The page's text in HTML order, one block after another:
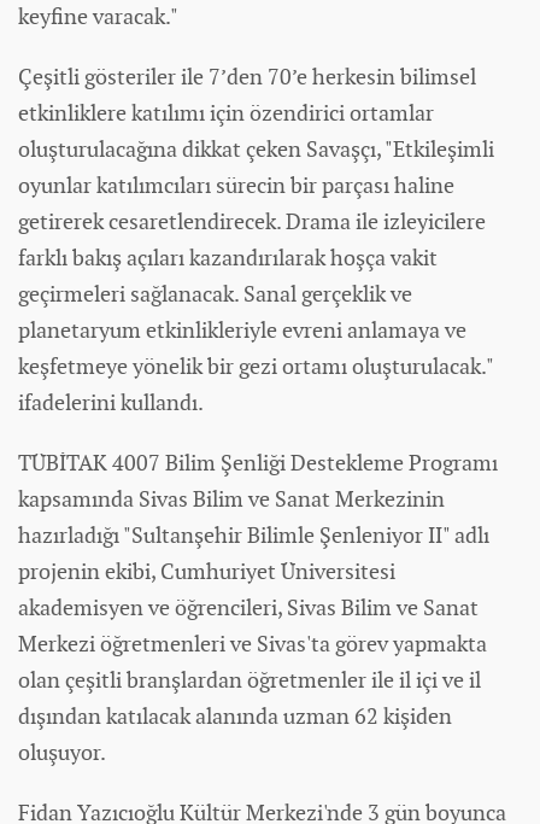
keyfine varacak."
Çeşitli gösteriler ile 7’den 70’e herkesin bilimsel
etkinliklere katılımı için özendirici ortamlar
oluşturulacağına dikkat çeken Savaşçı, "Etkileşimli
oyunlar katılımcıları sürecin bir parçası haline
getirerek cesaretlendirecek. Drama ile izleyicilere
farklı bakış açıları kazandırılarak hoşça vakit
geçirmeleri sağlanacak. Sanal gerçeklik ve
planetaryum etkinlikleriyle evreni anlamaya ve
keşfetmeye yönelik bir gezi ortamı oluşturulacak."
ifadelerini kullandı.
TÜBİTAK 4007 Bilim Şenliği Destekleme Programı
kapsamında Sivas Bilim ve Sanat Merkezinin
hazırladığı "Sultanşehir Bilimle Şenleniyor II" adlı
projenin ekibi, Cumhuriyet Üniversitesi
akademisyen ve öğrencileri, Sivas Bilim ve Sanat
Merkezi öğretmenleri ve Sivas'ta görev yapmakta
olan çeşitli branşlardan öğretmenler ile il içi ve il
dışından katılacak alanında uzman 62 kişiden
oluşuyor.
Fidan Yazıcıoğlu Kültür Merkezi'nde 3 gün boyunca